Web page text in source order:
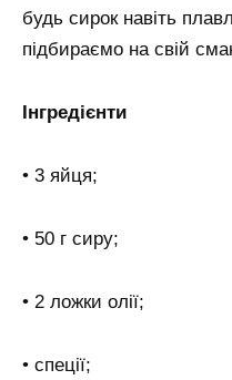
будь сирок навіть
підбираємо на свій
Інгредієнти
• 3 яйця;
• 50 г сиру;
• 2 ложки олії;
• спеції;